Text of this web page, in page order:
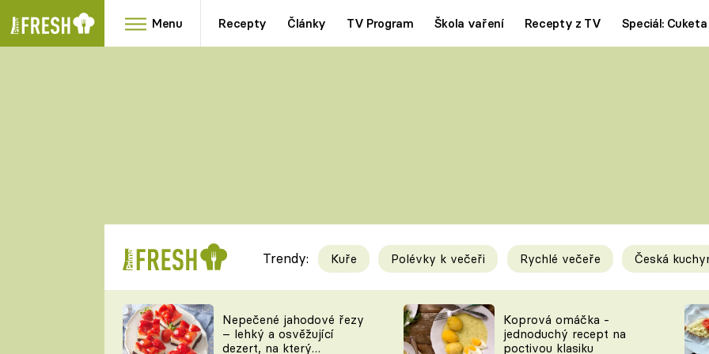
Menu Recepty Články TV Program Škola vaření Recepty z TV Speciál: Cuketa
RYCHLOVKY
Videorecepty
TEĎ VAŘÍ ŠÉF!
Tipy a triky
KAM ZA JÍDLEM
Trendy: Kuře Polévky k večeři Rychlé večeře Česká
Nepečené jahodové řezy
– lehký a osvěžující
dezert, na který
Koprová omáčka -
jednoduchý recept na
poctivou klasiku